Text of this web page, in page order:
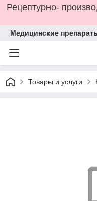
Рецептурно-
Медицинские
Товары и услуги